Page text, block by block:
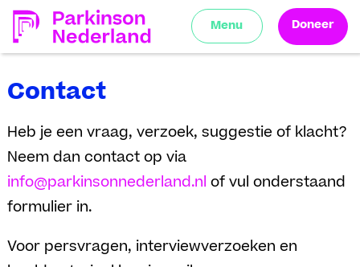
Menu Doneer
Contact
Heb je een vraag, verzoek, suggestie of klacht?
Neem dan contact op via
info@parkinsonnederland.nl of vul onderstaand
formulier in.
Voor persvragen, interviewverzoeken en